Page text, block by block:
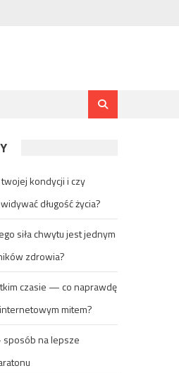
kondycji i czy
długość życia?
siła chwytu jest jednym
zdrowia?
czasie — co naprawdę
mitem?
sposób na lepsze